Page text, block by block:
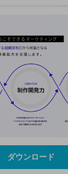
ダウンロード